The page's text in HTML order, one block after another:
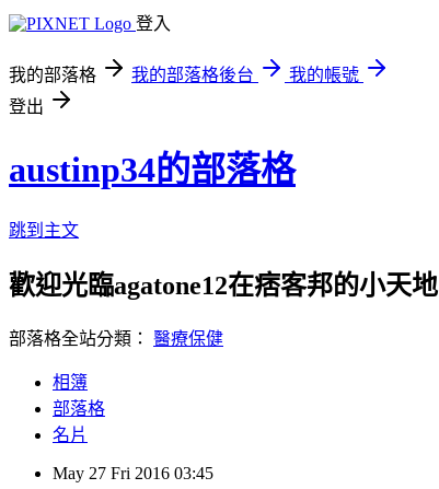
登入
我的部落格 我的部落格後台
我的帳號
登出
austinp34的部落格
跳到主文
歡迎光臨agatone12在痞客邦的小天地
部落格全站分類： 醫療保健
相簿
部落格
名片
May 27 Fri 2016 03:45